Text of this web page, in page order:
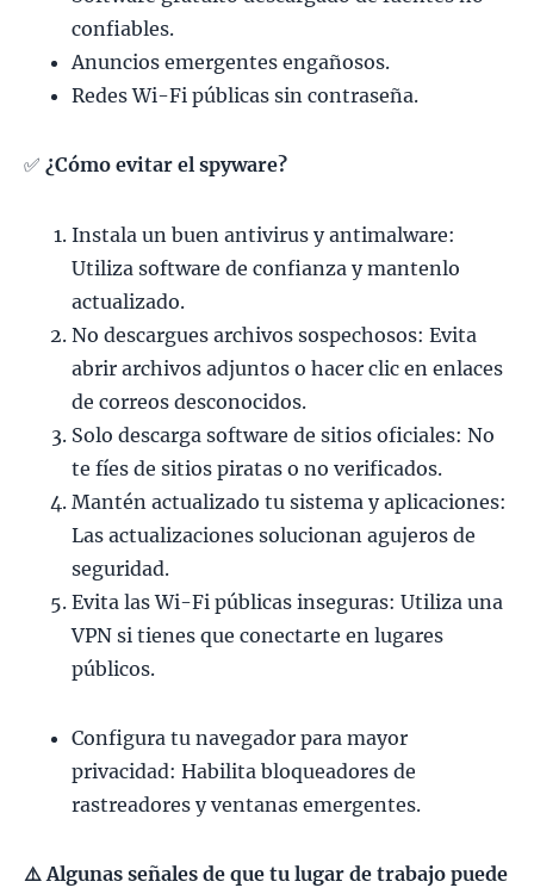
confiables.
Anuncios emergentes engañosos.
Redes Wi-Fi públicas sin contraseña.
✅ ¿Cómo evitar el spyware?
Instala un buen antivirus y antimalware:
Utiliza software de confianza y mantenlo
actualizado.
No descargues archivos sospechosos: Evita
abrir archivos adjuntos o hacer clic en enlaces
de correos desconocidos.
Solo descarga software de sitios oficiales: No
te fíes de sitios piratas o no verificados.
Mantén actualizado tu sistema y aplicaciones:
Las actualizaciones solucionan agujeros de
seguridad.
Evita las Wi-Fi públicas inseguras: Utiliza una
VPN si tienes que conectarte en lugares
públicos.
Configura tu navegador para mayor
privacidad: Habilita bloqueadores de
rastreadores y ventanas emergentes.
⚠️ Algunas señales de que tu lugar de trabajo puede